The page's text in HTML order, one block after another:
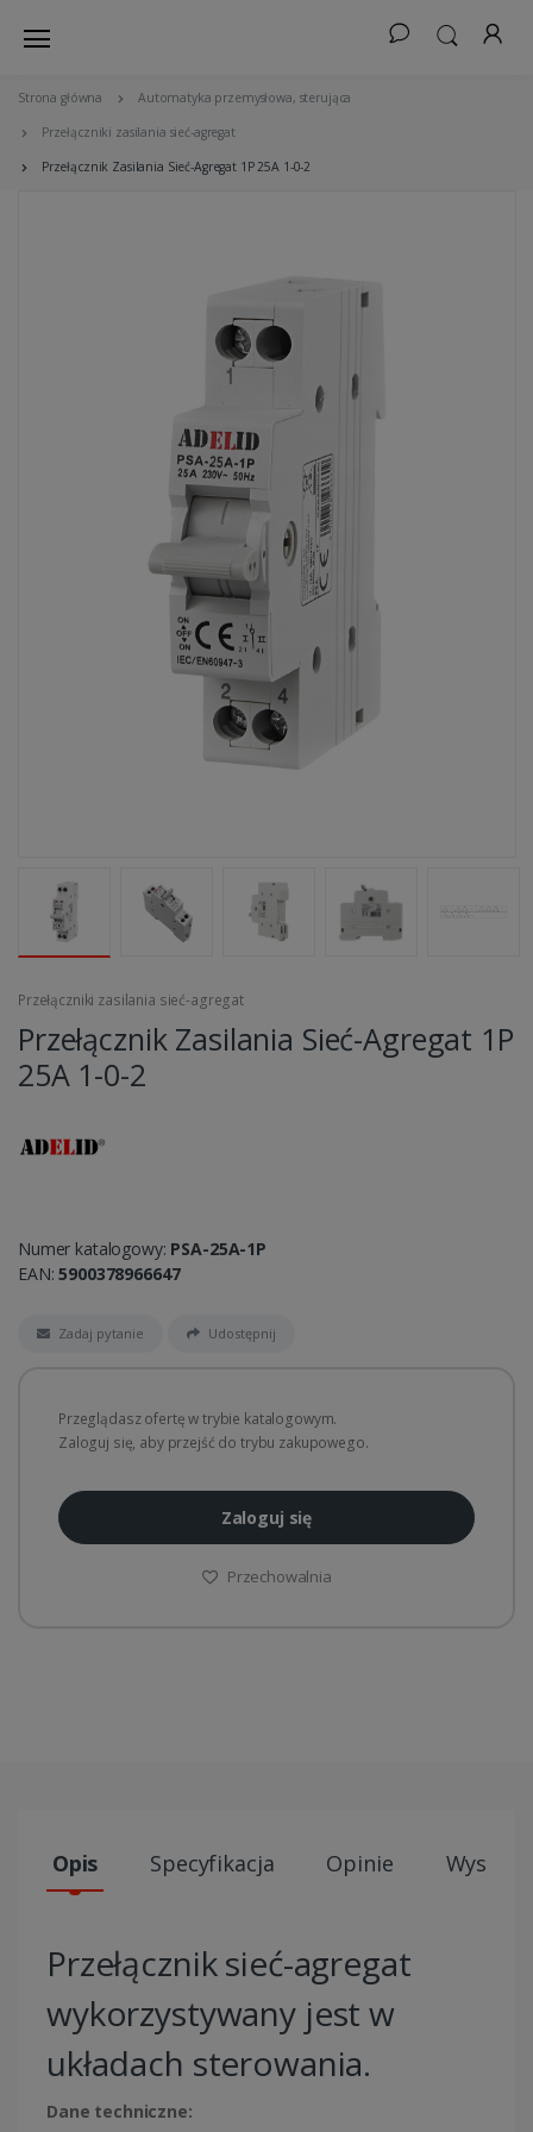
Strona główna Automatyka przemysłowa, sterująca
Przełączniki zasilania sieć-agregat
Przełącznik Zasilania Sieć-Agregat 1P 25A 1-0-2
Przełączniki zasilania sieć-agregat
Przełącznik Zasilania Sieć-Agregat 1P
25A 1-0-2
Numer katalogowy: PSA-25A-1P
EAN:5900378966647
Zadaj pytanie Udostępnij
Przeglądasz ofertę w trybie katalogowym.
Zaloguj się, aby przejść do trybu zakupowego.
Zaloguj się
Przechowalnia
Opis Specyfikacja Opinie Wysyłki
Przełącznik sieć-agregat
wykorzystywany jest w
układach sterowania.
Dane techniczne: